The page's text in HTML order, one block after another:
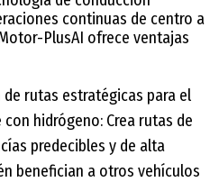
continuas de centro a
PlusAI ofrece ventajas
de rutas estratégicas para el
hidrógeno: Crea rutas de
predecibles y de alta
benefician a otros vehículos